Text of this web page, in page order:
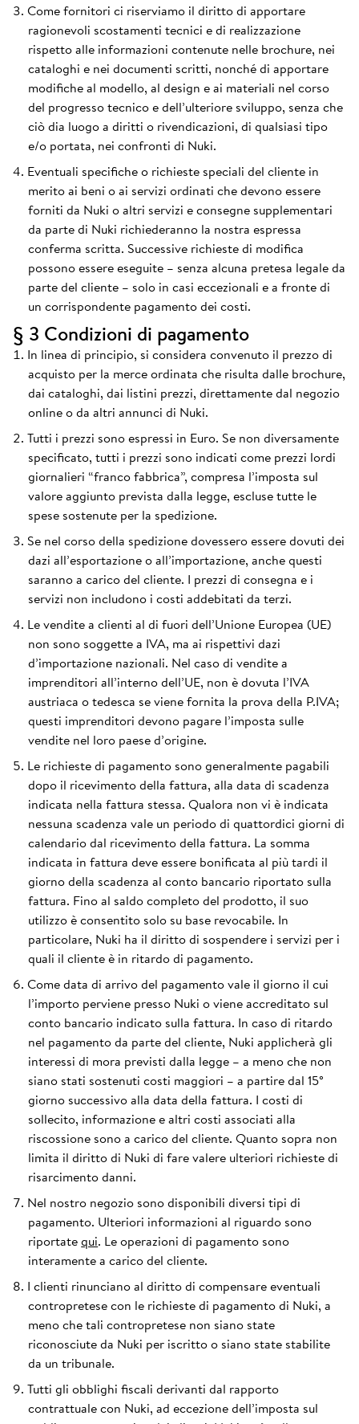
Come fornitori ci riserviamo il diritto di apportare
ragionevoli scostamenti tecnici e di realizzazione
rispetto alle informazioni contenute nelle brochure, nei
cataloghi e nei documenti scritti, nonché di apportare
modifiche al modello, al design e ai materiali nel corso
del progresso tecnico e dell’ulteriore sviluppo, senza che
ciò dia luogo a diritti o rivendicazioni, di qualsiasi tipo
e/o portata, nei confronti di Nuki.
Eventuali specifiche o richieste speciali del cliente in
merito ai beni o ai servizi ordinati che devono essere
forniti da Nuki o altri servizi e consegne supplementari
da parte di Nuki richiederanno la nostra espressa
conferma scritta. Successive richieste di modifica
possono essere eseguite – senza alcuna pretesa legale da
parte del cliente – solo in casi eccezionali e a fronte di
un corrispondente pagamento dei costi.
§ 3 Condizioni di pagamento
In linea di principio, si considera convenuto il prezzo di
acquisto per la merce ordinata che risulta dalle brochure,
dai cataloghi, dai listini prezzi, direttamente dal negozio
online o da altri annunci di Nuki.
Tutti i prezzi sono espressi in Euro. Se non diversamente
specificato, tutti i prezzi sono indicati come prezzi lordi
giornalieri “franco fabbrica”, compresa l’imposta sul
valore aggiunto prevista dalla legge, escluse tutte le
spese sostenute per la spedizione.
Se nel corso della spedizione dovessero essere dovuti dei
dazi all’esportazione o all’importazione, anche questi
saranno a carico del cliente. I prezzi di consegna e i
servizi non includono i costi addebitati da terzi.
Le vendite a clienti al di fuori dell’Unione Europea (UE)
non sono soggette a IVA, ma ai rispettivi dazi
d’importazione nazionali. Nel caso di vendite a
imprenditori all’interno dell’UE, non è dovuta l’IVA
austriaca o tedesca se viene fornita la prova della P.IVA;
questi imprenditori devono pagare l’imposta sulle
vendite nel loro paese d’origine.
Le richieste di pagamento sono generalmente pagabili
dopo il ricevimento della fattura, alla data di scadenza
indicata nella fattura stessa. Qualora non vi è indicata
nessuna scadenza vale un periodo di quattordici giorni di
calendario dal ricevimento della fattura. La somma
indicata in fattura deve essere bonificata al più tardi il
giorno della scadenza al conto bancario riportato sulla
fattura. Fino al saldo completo del prodotto, il suo
utilizzo è consentito solo su base revocabile. In
particolare, Nuki ha il diritto di sospendere i servizi per i
quali il cliente è in ritardo di pagamento.
Come data di arrivo del pagamento vale il giorno il cui
l’importo perviene presso Nuki o viene accreditato sul
conto bancario indicato sulla fattura. In caso di ritardo
nel pagamento da parte del cliente, Nuki applicherà gli
interessi di mora previsti dalla legge – a meno che non
siano stati sostenuti costi maggiori – a partire dal 15°
giorno successivo alla data della fattura. I costi di
sollecito, informazione e altri costi associati alla
riscossione sono a carico del cliente. Quanto sopra non
limita il diritto di Nuki di fare valere ulteriori richieste di
risarcimento danni.
Nel nostro negozio sono disponibili diversi tipi di
pagamento. Ulteriori informazioni al riguardo sono
riportatequi. Le operazioni di pagamento sono
interamente a carico del cliente.
I clienti rinunciano al diritto di compensare eventuali
contropretese con le richieste di pagamento di Nuki, a
meno che tali contropretese non siano state
riconosciute da Nuki per iscritto o siano state stabilite
da un tribunale.
Tutti gli obblighi fiscali derivanti dal rapporto
contrattuale con Nuki, ad eccezione dell’imposta sul